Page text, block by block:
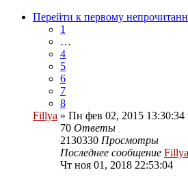
Перейти к первому
1
…
4
5
6
7
8
Fillya » Пн фев 02, 2015 13:30:34
70 Ответы
2130330 Просмотры
Последнее сообщение Fillya
Чт ноя 01, 2018 22:53:04